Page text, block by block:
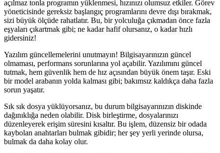
açılmaz tonla programın yüklenmesi, hızınızı olumsuz etkiler. Görev
yöneticisinde gereksiz başlangıç programlarını devre dışı bırakmak,
sizi büyük ölçüde rahatlatır. Bu, bir yolculuğa çıkmadan önce fazla
eşyaları çıkartmak gibi; ne kadar hafif olursanız, o kadar hızlı
gidersiniz!
Yazılım güncellemelerini unutmayın! Bilgisayarınızın güncel
olmaması, performans sorunlarına yol açabilir. Yazılımını güncel
tutmak, hem güvenlik hem de hız açısından büyük önem taşır. Eski
bir model arabanın yolda kalması gibi; bakımsız kaldıkça daha fazla
sorun yaşatır.
Sık sık dosya yüklüyorsanız, bu durum bilgisayarınızın diskinde
dağınıklığa neden olabilir. Disk birleştirme, dosyalarınızı
düzenleyerek erişim süresini kısaltır. Bu işlem, düzensiz bir odada
kaybolan anahtarları bulmak gibidir; her şey yerli yerinde olursa,
bulmak da daha kolay olur.